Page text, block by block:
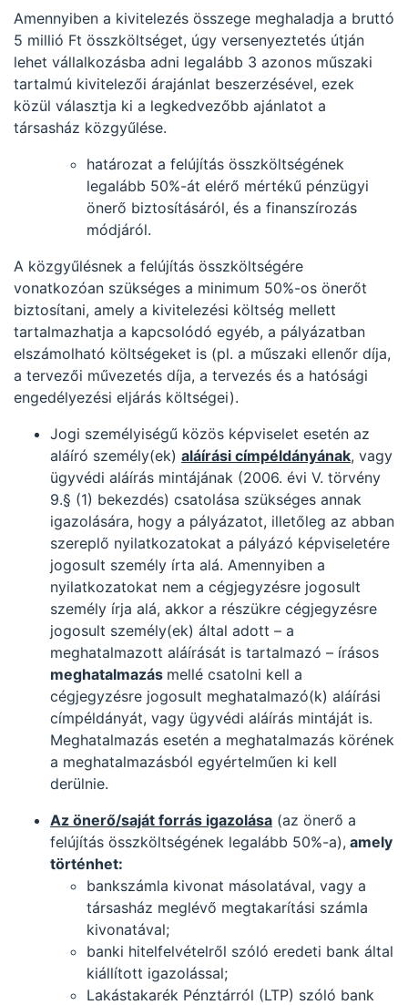
Amennyiben a kivitelezés összege meghaladja a bruttó
5 millió Ft összköltséget, úgy versenyeztetés útján
lehet vállalkozásba adni legalább 3 azonos műszaki
tartalmú kivitelezői árajánlat beszerzésével, ezek
közül választja ki a legkedvezőbb ajánlatot a
társasház közgyűlése.
határozat a felújítás összköltségének
legalább 50%-át elérő mértékű pénzügyi
önerő biztosításáról, és a finanszírozás
módjáról.
A közgyűlésnek a felújítás összköltségére
vonatkozóan szükséges a minimum 50%-os önerőt
biztosítani, amely a kivitelezési költség mellett
tartalmazhatja a kapcsolódó egyéb, a pályázatban
elszámolható költségeket is (pl. a műszaki ellenőr díja,
a tervezői művezetés díja, a tervezés és a hatósági
engedélyezési eljárás költségei).
Jogi személyiségű közös képviselet esetén az
aláíró személy(ek) aláírási címpéldányának, vagy
ügyvédi aláírás mintájának (2006. évi V. törvény
9.§ (1) bekezdés) csatolása szükséges annak
igazolására, hogy a pályázatot, illetőleg az abban
szereplő nyilatkozatokat a pályázó képviseletére
jogosult személy írta alá. Amennyiben a
nyilatkozatokat nem a cégjegyzésre jogosult
személy írja alá, akkor a részükre cégjegyzésre
jogosult személy(ek) által adott – a
meghatalmazott aláírását is tartalmazó – írásos
meghatalmazás mellé csatolni kell a
cégjegyzésre jogosult meghatalmazó(k) aláírási
címpéldányát, vagy ügyvédi aláírás mintáját is.
Meghatalmazás esetén a meghatalmazás körének
a meghatalmazásból egyértelműen ki kell
derülnie.
Az önerő/saját forrás igazolása (az önerő a
felújítás összköltségének legalább 50%-a), amely
történhet:
bankszámla kivonat másolatával, vagy a
társasház meglévő megtakarítási számla
kivonatával;
banki hitelfelvételről szóló eredeti bank által
kiállított igazolással;
Lakástakarék Pénztárról (LTP) szóló bank